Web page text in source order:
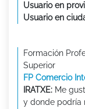
Usuario en
Usuario en
Formación
Superior
FP Comercio
IRATXE: Me
y donde podría